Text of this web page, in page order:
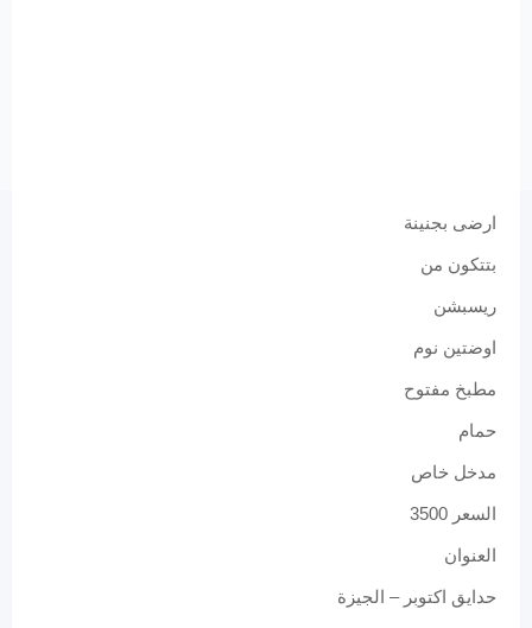
ارضى بجنينة
بتتكون من
ريسبشن
اوضتين نوم
مطبخ مفتوح
حمام
مدخل خاص
السعر 3500
العنوان
حدايق اكتوبر – الجيزة